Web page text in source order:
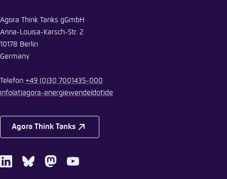
Agora Think Tanks gGmbH
Anna-Louisa-Karsch-Str. 2
10178 Berlin
Germany
Telefon +49 (0)30 7001435-000
info(at)agora-energiewende(dot)de
Agora Think Tanks
LinkedInBlueskyMastodonYoutube